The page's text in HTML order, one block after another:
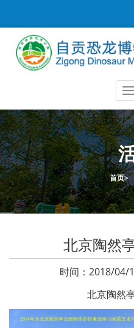
首页>
北京陶然
时间：2018/
北京陶然